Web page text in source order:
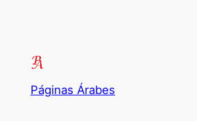
Páginas Árabes